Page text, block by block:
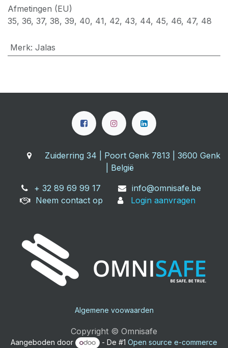
Afmetingen (EU)
35, 36, 37, 38, 39, 40, 41, 42, 43, 44, 45, 46, 47, 48
Merk: Jalas
Zuiderring 34 | Poort Genk 7813 | 3600 Genk
| België
+ 32 89 69 99 17
info@omnisafe.be
Neem contact op
Login aanvragen
Algemene voowaarden
Copyright © Omnisafe
Aangeboden door - De #1Open source e-commerce